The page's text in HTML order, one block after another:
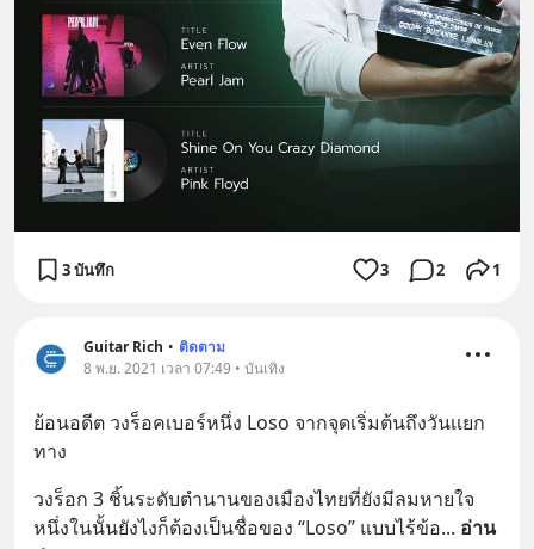
3 บันทึก 3 2 1
Guitar Rich • ติดตาม
8 พ.ย. 2021 เวลา 07:49 • บันเทิง
ย้อนอดีต วงร็อคเบอร์หนึ่ง Loso จากจุดเริ่มต้นถึงวันเเยก
ทาง
วงร็อก 3 ชิ้นระดับตำนานของเมืองไทยที่ยังมีลมหายใจ
หนึ่งในนั้นยังไงก็ต้องเป็นชื่อของ “Loso” แบบไร้ข้อ... อ่าน